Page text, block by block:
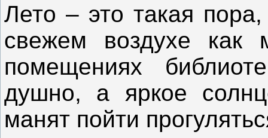
Лето – это такая
свежем воздухе
помещениях
душно, а яркое
манят пойти